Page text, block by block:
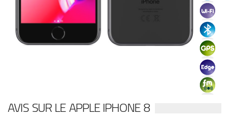
AVIS SUR LE APPLE IPHONE 8